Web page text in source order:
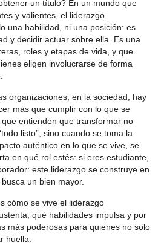
un título? En un mundo que
y valientes, el liderazgo
una habilidad, ni una posición: es
y decidir actuar sobre ella. Es una
roles y etapas de vida, y que
eligen involucrarse de forma
organizaciones, en la sociedad, hay
más que cumplir con lo que se
entienden que transformar no
listo”, sino cuando se toma la
auténtico en lo que se vive, se
en qué rol estés: si eres estudiante,
este liderazgo se construye en
un bien mayor.
cómo se vive el liderazgo
qué habilidades impulsa y por
más poderosas para quienes no solo
huella.